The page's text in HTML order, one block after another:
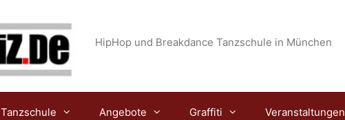
HipHop und Breakdance Tanzschule in München
Tanzschule Angebote Graffiti Veranstaltungen